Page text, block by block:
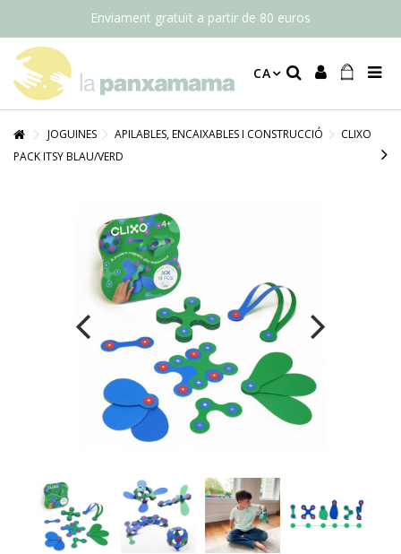
Enviament gratuït a partir de 80 euros
CA
JOGUINES APILABLES, ENCAIXABLES I CONSTRUCCIÓ
CLIXO
PACK ITSY BLAU/VERD